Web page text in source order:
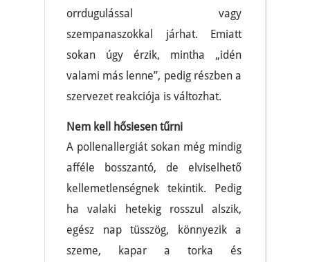
orrdugulással vagy
szempanaszokkal járhat. Emiatt
sokan úgy érzik, mintha „idén
valami más lenne”, pedig részben a
szervezet reakciója is változhat.
Nem kell hősiesen tűrni
A pollenallergiát sokan még mindig
afféle bosszantó, de elviselhető
kellemetlenségnek tekintik. Pedig
ha valaki hetekig rosszul alszik,
egész nap tüsszög, könnyezik a
szeme, kapar a torka és